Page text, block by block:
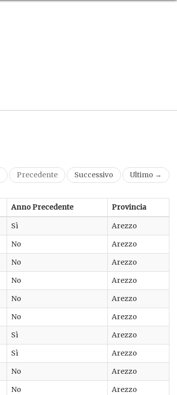
Precedente Successivo Ultimo →
Anno Precedente Provincia
Sì
Arezzo
No
Arezzo
No
Arezzo
No
Arezzo
No
Arezzo
No
Arezzo
Sì
Arezzo
Sì
Arezzo
No
Arezzo
No
Arezzo